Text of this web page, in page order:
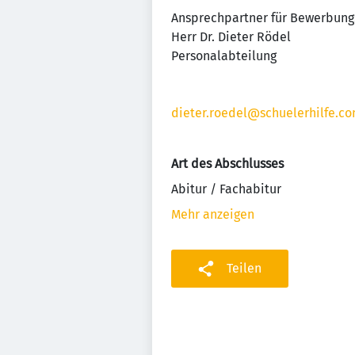
Ansprechpartner für
Herr Dr. Dieter Rödel
Personalabteilung
Art des Abschlusses
Abitur / Fachabitur
Mehr anzeigen
Teilen